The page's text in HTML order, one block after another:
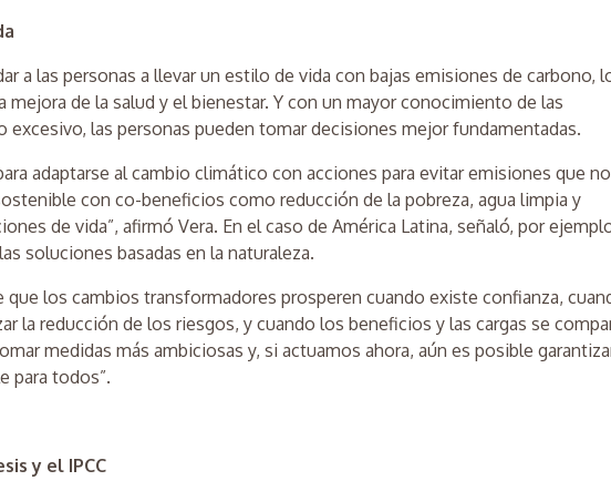
a las personas a llevar un estilo de vida con bajas emisiones de carbono,
mejora de la salud y el bienestar. Y con un mayor conocimiento de las
excesivo, las personas pueden tomar decisiones mejor fundamentadas.
adaptarse al cambio climático con acciones para evitar emisiones que
con co-beneficios como reducción de la pobreza, agua limpia y
de vida”, afirmó Vera. En el caso de América Latina, señaló, por
soluciones basadas en la naturaleza.
que los cambios transformadores prosperen cuando existe confianza,
la reducción de los riesgos, y cuando los beneficios y las cargas se
medidas más ambiciosas y, si actuamos ahora, aún es posible
para todos”.
y el IPCC